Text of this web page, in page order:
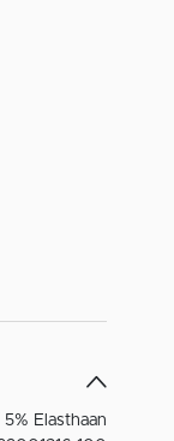
Elasthaan